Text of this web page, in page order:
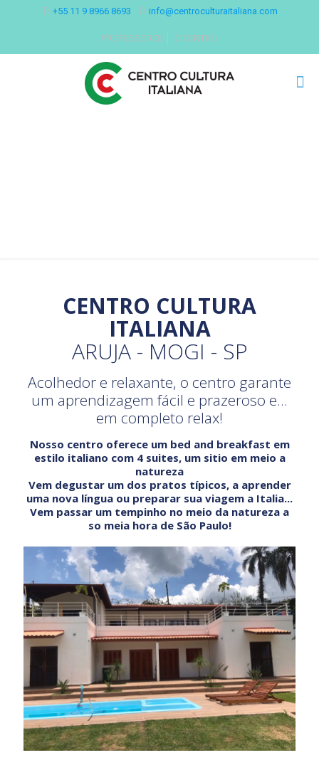
+55 11 9 8966 8693 info@centroculturaitaliana.com
PROFESSORES O CENTRO
CENTRO CULTURA
ITALIANA
ARUJA - MOGI - SP
Acolhedor e relaxante, o centro garante
um aprendizagem fácil e prazeroso e...
em completo relax!
Nosso centro oferece um bed and breakfast em
estilo italiano com 4 suites, um sitio em meio a
natureza
Vem degustar um dos pratos típicos, a aprender
uma nova língua ou preparar sua viagem a Italia...
Vem passar um tempinho no meio da natureza a
so meia hora de São Paulo!